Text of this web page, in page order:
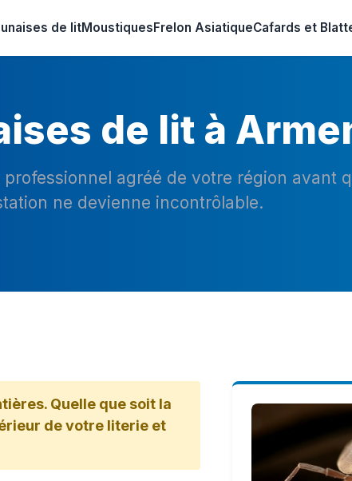
de litMoustiquesFrelon AsiatiqueCafards et
de lit à
agréé de votre région avant
ne devienne incontrôlable.
Quelle que soit la
de votre literie et